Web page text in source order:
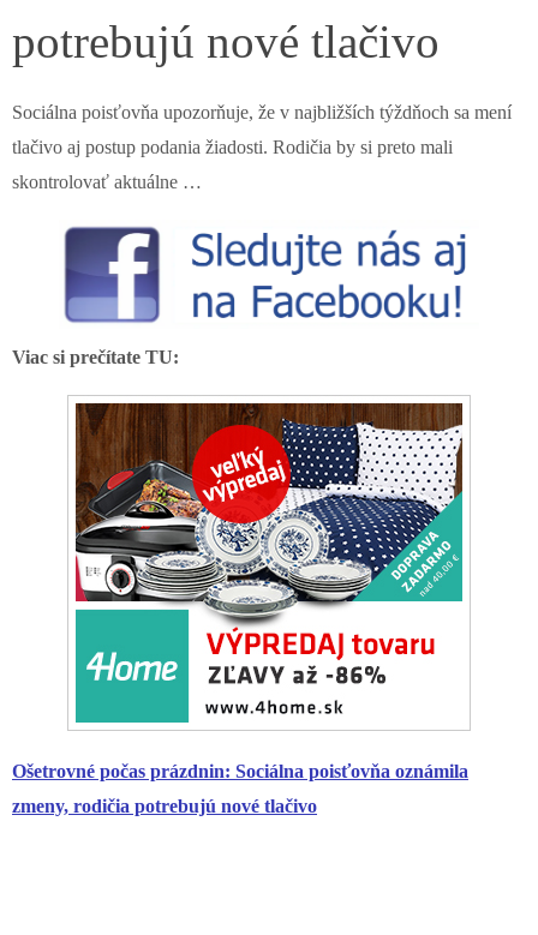
potrebujú nové tlačivo
Sociálna poisťovňa upozorňuje, že v najbližších týždňoch sa mení
tlačivo aj postup podania žiadosti. Rodičia by si preto mali
skontrolovať aktuálne …
Viac si prečítate TU:
Ošetrovné počas prázdnin: Sociálna poisťovňa oznámila
zmeny, rodičia potrebujú nové tlačivo